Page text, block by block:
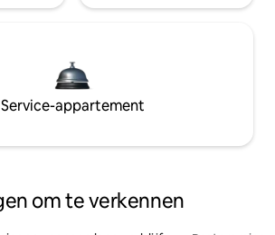
Service-appartement
om te verkennen